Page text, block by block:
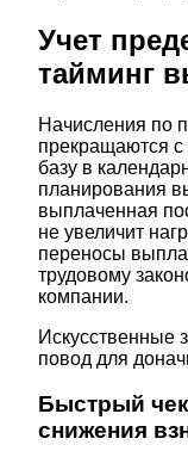
Учет
тайминг
Начисления по
прекращаются
базу в
планирования
выплаченная
не увеличит
переносы
трудовому
компании.
Искусственные
повод для
Быстрый
снижения